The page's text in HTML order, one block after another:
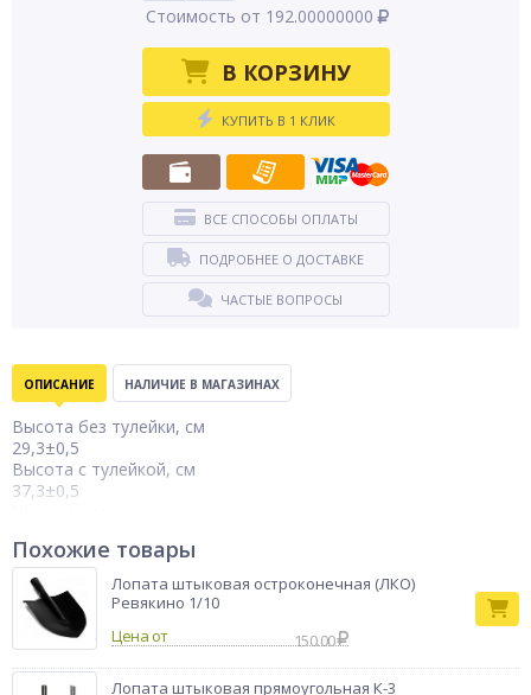
Стоимость от 192.00000000
В КОРЗИНУ
КУПИТЬ В 1 КЛИК
ВСЕ СПОСОБЫ ОПЛАТЫ
ПОДРОБНЕЕ О ДОСТАВКЕ
ЧАСТЫЕ ВОПРОСЫ
ОПИСАНИЕ НАЛИЧИЕ В МАГАЗИНАХ
Высота без тулейки, см
29,3±0,5
Высота с тулейкой, см
37,3±0,5
Вес
0,8±0,04 кг
Вид упаковки; эко мешок
Количество в упаковке 12 штук
Лопата совковая песочная тип 1 (ЛСП1). Для многих из нас
Похожие товары
Лопата штыковая остроконечная (ЛКО)
Ревякино 1/10
Цена от
150.00
Лопата штыковая прямоугольная К-3